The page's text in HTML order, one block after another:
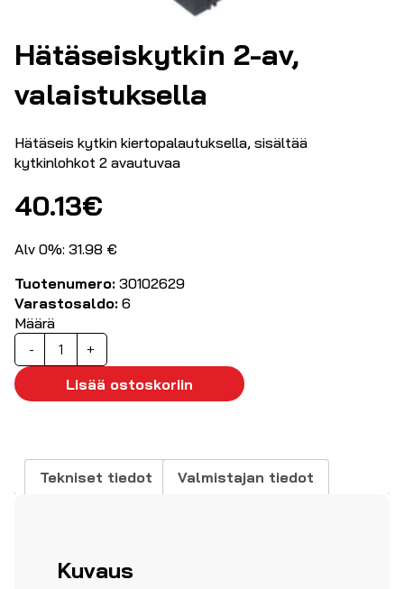
Hätäseiskytkin 2-av,
valaistuksella
Hätäseis kytkin kiertopalautuksella, sisältää
kytkinlohkot 2 avautuvaa
40.13€
Alv 0%: 31.98 €
Tuotenumero: 30102629
Varastosaldo: 6
Määrä
-
Hätäseiskytkin
2-
valaistuksella
+
Lisää ostoskoriin
Tekniset tiedot Valmistajan tiedot
Kuvaus